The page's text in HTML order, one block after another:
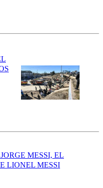
MESSI, EL
LIONEL MESSI